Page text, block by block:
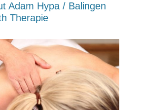
Adam Hypa / Balingen
Therapie